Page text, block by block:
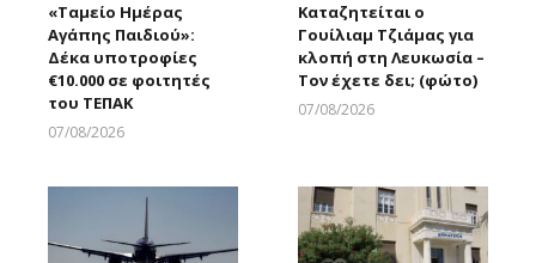
«Ταμείο Ημέρας
Αγάπης Παιδιού»:
Δέκα υποτροφίες
€10.000 σε φοιτητές
του ΤΕΠΑΚ
07/08/2026
Καταζητείται ο
Γουίλιαμ Τζιάμας για
κλοπή στη Λευκωσία –
Τον έχετε δει; (φώτο)
07/08/2026